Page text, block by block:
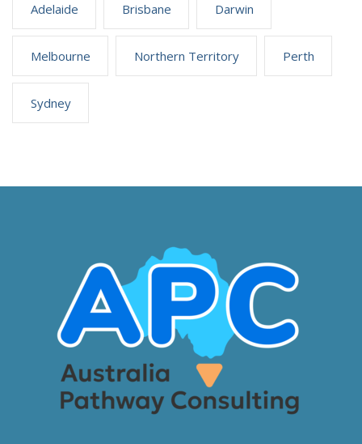
Adelaide Brisbane Darwin
Melbourne Northern Territory Perth
Sydney